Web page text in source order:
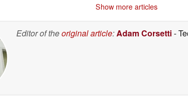
Show more articles
Editor of theoriginal article:Adam Corsetti-